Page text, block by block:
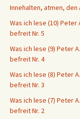
Innehalten, atmen,
Was ich lese (10) Peter
befreit Nr. 5
Was ich lese (9) Peter
befreit Nr. 4
Was ich lese (8) Peter
befreit Nr. 3
Was ich lese (7) Peter
befreit Nr. 2